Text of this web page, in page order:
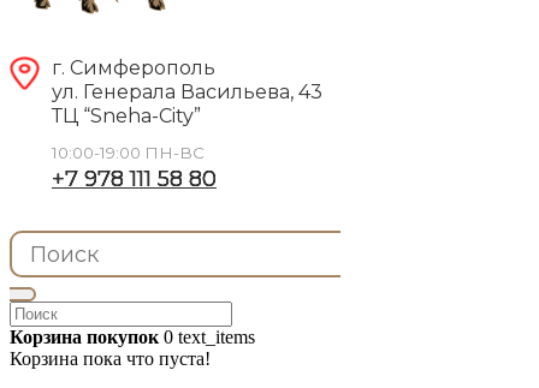
г. Симферополь
ул. Генерала Васильева, 43
ТЦ “Sneha-City”
10:00-19:00 ПН-ВС
+7 978 111 58 80
Корзина покупок 0 text_items
Корзина пока что пуста!